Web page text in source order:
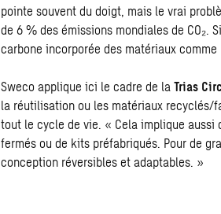
pointe souvent du doigt, mais le vrai
de 6 % des émissions mondiales de CO₂.
carbone incorporée des matériaux
Sweco applique ici le cadre de la Trias
la réutilisation ou les matériaux
tout le cycle de vie. « Cela implique aussi
fermés ou de kits préfabriqués. Pour de
conception réversibles et adaptables. »